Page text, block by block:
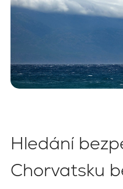
Hledání
Chorvatsku